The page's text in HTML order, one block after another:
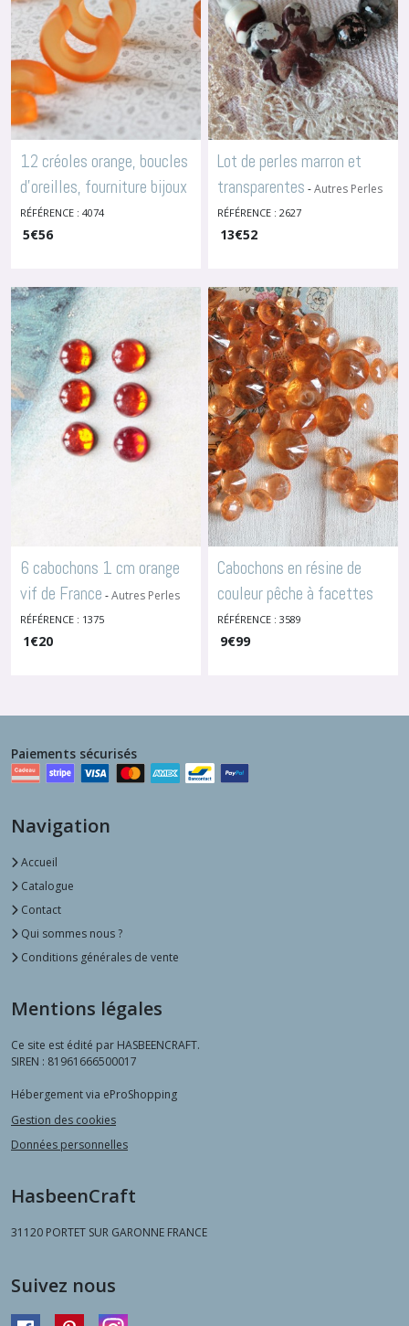
12 créoles orange, boucles
d'oreilles, fourniture bijoux
à monter, 4074
Perles Vintage
RÉFÉRENCE : 4074
5€56
Lot de perles marron et
transparentes -Autres Perles
Vintage
RÉFÉRENCE : 2627
13€52
6 cabochons 1 cm orange
vif de France -Autres Perles
Vintage
RÉFÉRENCE : 1375
1€20
Cabochons en résine de
couleur pêche à facettes
-Autres Perles Vintage
RÉFÉRENCE : 3589
9€99
Paiements sécurisés
Navigation
Accueil
Catalogue
Contact
Qui sommes nous ?
Conditions générales de vente
Mentions légales
Ce site est édité par HASBEENCRAFT.
SIREN : 81961666500017
Hébergement via eProShopping
Gestion des cookies
Données personnelles
HasbeenCraft
31120 PORTET SUR GARONNE FRANCE
Suivez nous